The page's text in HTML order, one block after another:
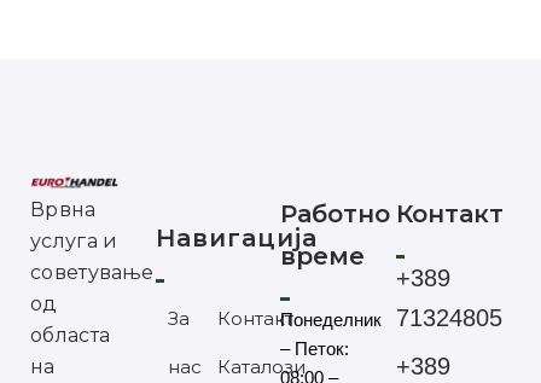
Врвна
услуга и
советување
од
областа
на
Навигација
За
нас
Контакт
Каталози
Работно
време
Понеделник
– Петок:
08:00 –
Контакт
+389
71324805
+389